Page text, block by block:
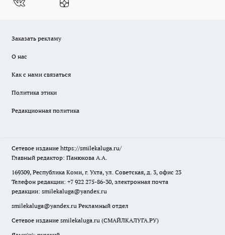
Заказать рекламу
О нас
Как с нами связаться
Политика этики
Редакционная политика
Сетевое издание https://smilekaluga.ru/
Главный редактор: Панюкова А.А.
169309, Республика Коми, г. Ухта, ул. Советская, д. 3, офис 23
Телефон редакции: +7 922 275-86-30, электронная почта
редакции: smilekaluga@yandex.ru
smilekaluga@yandex.ru Рекламный отдел
Сетевое издание smilekaluga.ru (СМАЙЛКАЛУГА.РУ)